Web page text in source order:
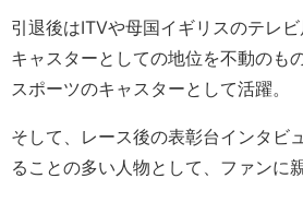
引退後はITVや母国イギリスのテレ
キャスターとしての地位を不動のも
スポーツのキャスターとして活躍。
そして、レース後の表彰台インタビ
ることの多い人物として、ファンに